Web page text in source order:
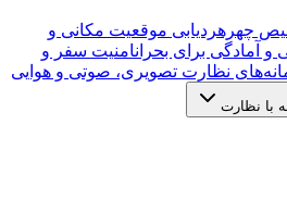
چهرهردیابی موقعیت مکانی و
و آمادگی برای بحرانامنیت سفر و
نظارت تصویری، صوتی و هوایی
با نظارت